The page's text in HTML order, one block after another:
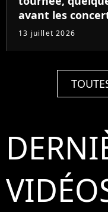
avant les
13 juillet 2026